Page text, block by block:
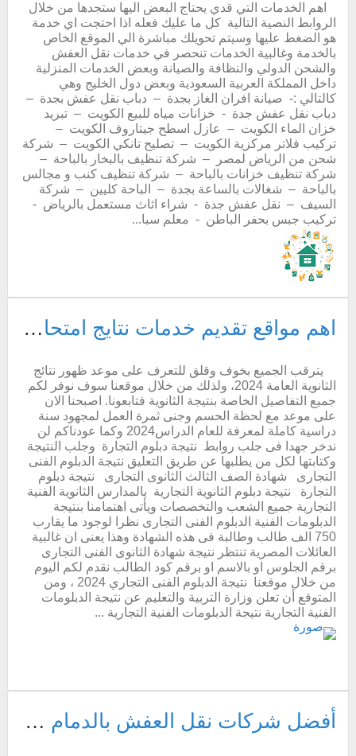
اهم الخدمات التي قدي يحتاج البعض اليها ستجدها من خلال
الروابط النصية التالية كل ما عليك فعله اذا احتجت اي خدمة
هو الضغط عليها وسيتم تحويلك مباشرة الي الموقع الخاص
بالخدمة وغالبية الخدمات تنحصر في خدمات نقل العفش
والشحن الدولي والنظافة والصيانة وبعض الخدمات المنزلية
داخل المملكة العربية السعودية وبعض دول الخليج وهي
كالتالي :- صيانة افران الغاز بجدة – دباب نقل عفش بجدة –
دباب نقل عفش جدة - خزانات مياه للبيع الكويت – تبريد
خزان الماء الكويت – عازل اسطح جيتاروف الكويت –
تركيب فلاتر مركزية الكويت – تصليح تانكي الكويت – شركة
شحن من الرياض لمصر – شركة تنظيف بالبخار بالباحة –
شركة تنظيف خزانات بالباحة – شركة تنظيف كنب و مجالس
بالباحة – شغالات بالساعة بجدة – الباحة كليين – شركة
السيف – نقل عفش جدة - شراء اثاث مستعمل بالرياض -
تركيب جبس بحفر الباطن - معلم سبا...
اهم مواقع تقديم خدمات نتايج امتحانات الدبلومات والثانوية العامة
يترقب الجميع بخوف وقلق للتعرف على موعد ظهور نتائج
الثانوية العامة 2024، ولذلك من خلال موقعنا سوف نوفر لكم
جميع التفاصيل الخاصة بنتيجة الثانوية فتابعونا. اصبحنا الان
على موعد مع لحظة الحسم وجنى ثمرة العمل لمجهود سنة
دراسية كاملة لمعرفة للعام الدراس2024 وكما عودناكم لن
ندخر جهدا فى جلب روابط نتيجة دبلوم التجارة وجلب النتيجة
وكتابتها لكل من يطلبها عن طريق التعليق نتيجة الدبلوم الفنى
التجارى شهادة الصف الثالث الثانوى التجارى نتيجة دبلوم
التجارة نتيجة دبلوم الثانوية التجارية بالمدارس الثانوية الفنية
التجارية جميع الشعب والتخصصات ويأتى اهتمامنا بنتيجة
الدبلومات الفنية الدبلوم الفنى التجارى نظرا لوجود ما يقارب
750 الف طالب وطالبة فى هذه الشهادة وهذا يعنى ان غالبية
العائلات المصرية تنتظر نتيجة شهادة الثانوى الفنى التجارى
برقم الجلوس او بالاسم او برقم كود الطالب نقدم لكم اليوم
من خلال موقعنا نتيجة الدبلوم الفنى التجاري 2024 ، ومن
المتوقع أن تعلن وزارة التربية والتعليم عن نتيجة الدبلومات
الفنية التجارية نتيجة الدبلومات الفنية التجارية ...
أفضل شركات نقل العفش بالدمام alsaif.co.uk دليلك لنقل الاثاث في الدمام